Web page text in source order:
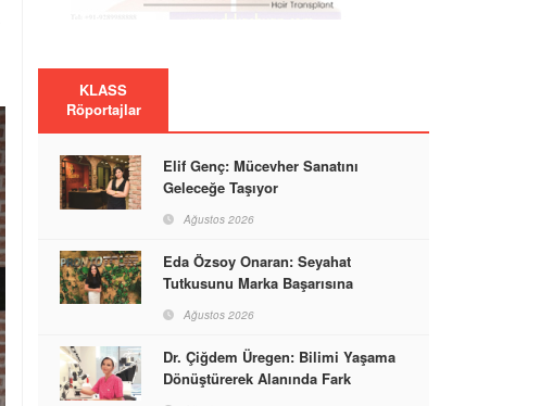
KLASS
Röportajlar
Elif Genç: Mücevher Sanatını
Geleceğe Taşıyor
Ağustos 2026
Eda Özsoy Onaran: Seyahat
Tutkusunu Marka Başarısına
Ağustos 2026
Dr. Çiğdem Üregen: Bilimi Yaşama
Dönüştürerek Alanında Fark